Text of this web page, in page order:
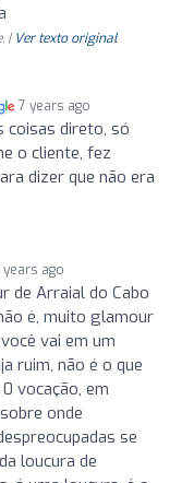
| Ver texto original
7 years ago
coisas direto, só
o cliente, fez
dizer que não era
years ago
de Arraial do Cabo
é, muito glamour
vai em um
ruim, não é o que
vocação, em
onde
se
loucura de